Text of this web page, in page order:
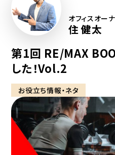
オフィスオー
住 健太
第1回 RE/MAX
した！Vol.2
お役立ち情報・ネタ